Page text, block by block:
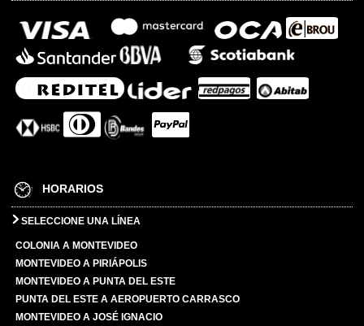
HORARIOS
SELECCIONE UNA LÍNEA
COLONIA A MONTEVIDEO
MONTEVIDEO A PIRIÁPOLIS
MONTEVIDEO A PUNTA DEL ESTE
PUNTA DEL ESTE A AEROPUERTO CARRASCO
MONTEVIDEO A JOSÉ IGNACIO